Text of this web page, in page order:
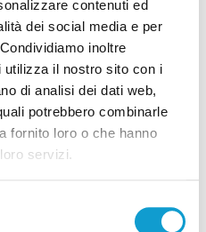
contenuti ed
dei social media e per
inoltre
utilizza il nostro sito con i
di analisi dei dati web,
potrebbero combinarle
fornito loro o che hanno
servizi.